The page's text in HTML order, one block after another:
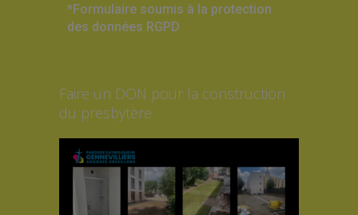
*Formulaire soumis à la protection
des données RGPD
Faire un DON pour la construction
du presbytère